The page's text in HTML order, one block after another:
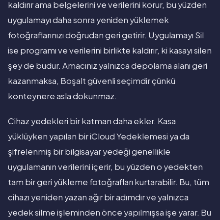
kaldırır ama belgelerini ve verilerini korur, bu yüzden
uygulamayı daha sonra yeniden yüklemek
fotoğraflarınızı doğrudan geri getirir. Uygulamayı Sil
ise programı ve verilerini birlikte kaldırır, ki kasayı silen
şey de budur. Amacınız yalnızca depolama alanı geri
kazanmaksa, Boşalt güvenli seçimdir çünkü
konteynere asla dokunmaz.
Cihaz yedekleri bir katman daha ekler. Kasa
yüklüyken yapılan bir iCloud Yedeklemesi ya da
şifrelenmiş bir bilgisayar yedeği genellikle
uygulamanın verilerini içerir, bu yüzden o yedekten
tam bir geri yükleme fotoğrafları kurtarabilir. Bu, tüm
cihazı yeniden yazan ağır bir adımdır ve yalnızca
yedek silme işleminden önce yapılmışsa işe yarar. Bu